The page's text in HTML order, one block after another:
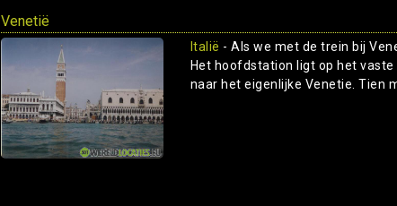
Venetië
Italië - Als we met de trein bij
Het hoofdstation ligt op het
naar het eigenlijke Venetie. Tien